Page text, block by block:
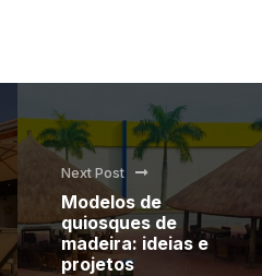
Next Post
Modelos de
quiosques de
madeira: ideias e
projetos